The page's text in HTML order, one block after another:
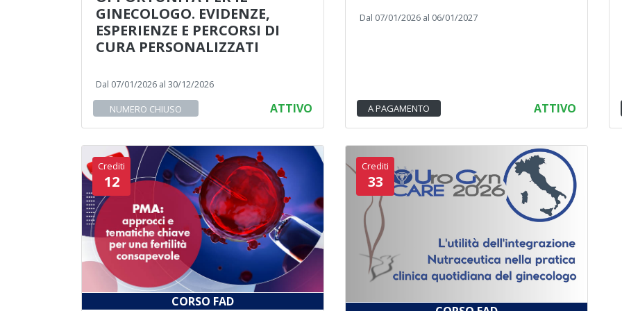
GINECOLOGO. EVIDENZE,
ESPERIENZE E PERCORSI DI
CURA PERSONALIZZATI
Dal 07/01/2026 al 30/12/2026
NUMERO CHIUSO
ATTIVO
Dal 07/01/2026 al 06/01/2027
A PAGAMENTO ATTIVO
Crediti
12
CORSO FAD
Crediti
33